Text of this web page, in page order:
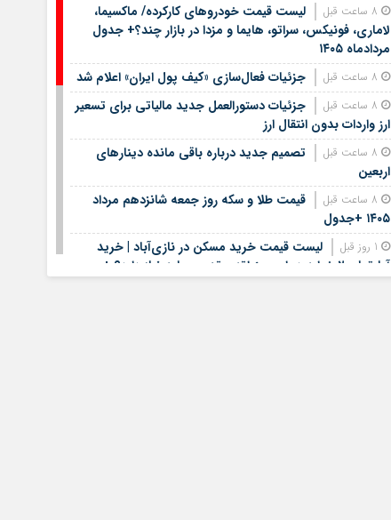
لیست قیمت خودروهای کارکرده/ ماکسیما،
لاماری، فونیکس، سراتو، هایما و مزدا در بازار چند؟+ جدول
مردادماه ۱۴۰۵
جزئیات فعال‌سازی «کیف پول ایران» اعلام شد
جزئیات دستورالعمل جدید مالیاتی برای تسعیر
ارز واردات بدون انتقال ارز
تصمیم جدید درباره باقی مانده دینارهای
اربعین
قیمت طلا و سکه روز جمعه شانزدهم مرداد
۱۴۰۵ +جدول
لیست قیمت خرید مسکن در نازی‌آباد | خرید
آپارتمان ۲ خوابه در این منطقه چقدر سرمایه نیاز دارد؟ +